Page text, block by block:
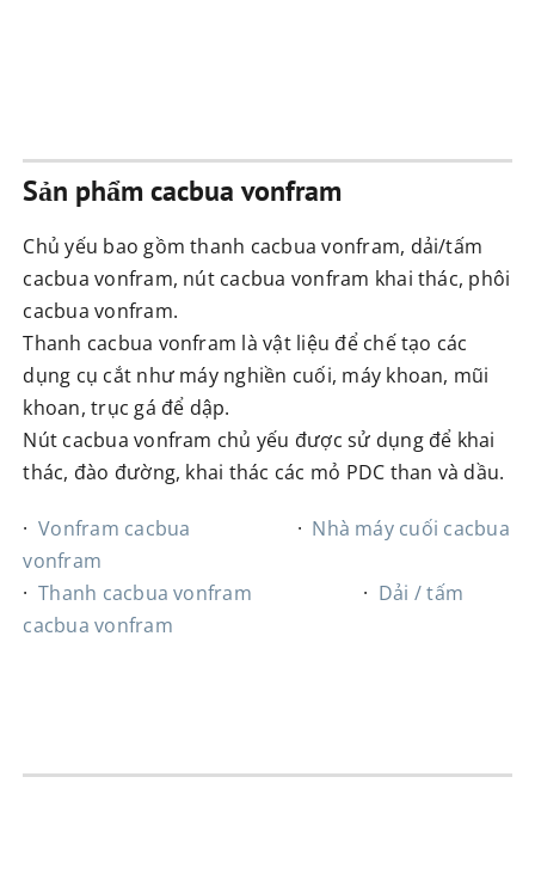
Sản phẩm cacbua vonfram
Chủ yếu bao gồm thanh cacbua vonfram, dải/tấm
cacbua vonfram, nút cacbua vonfram khai thác, phôi
cacbua vonfram.
Thanh cacbua vonfram là vật liệu để chế tạo các
dụng cụ cắt như máy nghiền cuối, máy khoan, mũi
khoan, trục gá để dập.
Nút cacbua vonfram chủ yếu được sử dụng để khai
thác, đào đường, khai thác các mỏ PDC than và dầu.
·Vonfram cacbua · Nhà máy cuối cacbua
vonfram
·Thanh cacbua vonfram · Dải / tấm
cacbua vonfram